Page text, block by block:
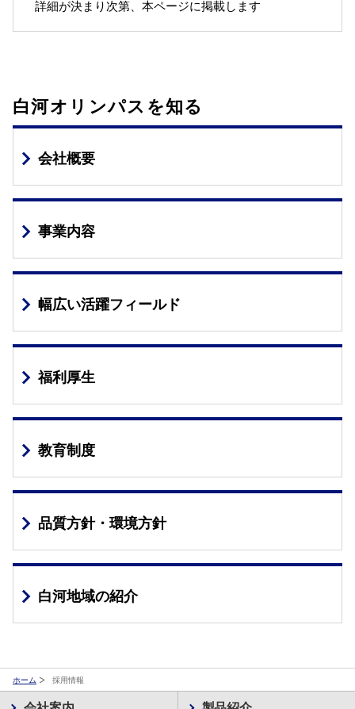
詳細が決まり次第、本ページに掲載します
白河オリンパスを知る
会社概要
事業内容
幅広い活躍フィールド
福利厚生
教育制度
品質方針・環境方針
白河地域の紹介
ホーム 採用情報